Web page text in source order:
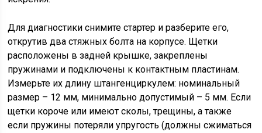
Для диагностики снимите стартер и разберите его,
открутив два стяжных болта на корпусе. Щетки
расположены в задней крышке, закреплены
пружинами и подключены к контактным пластинам.
Измерьте их длину штангенциркулем: номинальный
размер – 12 мм, минимально допустимый – 5 мм. Если
щетки короче или имеют сколы, трещины, а также
если пружины потеряли упругость (должны сжиматься